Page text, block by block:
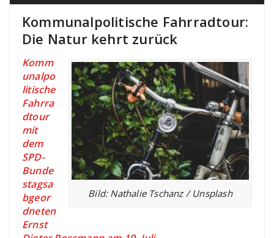
Kommunalpolitische Fahrradtour:
Die Natur kehrt zurück
Bild: Nathalie Tschanz / Unsplash
Komm
unalpo
litische
Fahrra
dtour
mit
dem
SPD-
Bunde
stagsa
bgeor
dneten
Ernst